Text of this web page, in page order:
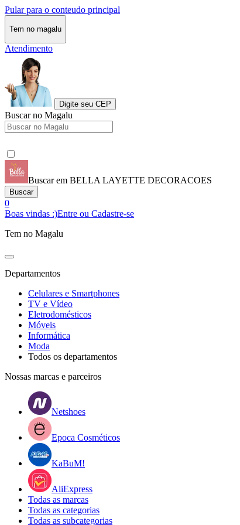
Pular para o conteudo principal
Tem no magalu
Atendimento
Digite seu CEP
Buscar no Magalu
Buscar em BELLA LAYETTE DECORACOES
Buscar
0
Boas vindas :)Entre ou Cadastre-se
Tem no Magalu
Departamentos
Celulares e Smartphones
TV e Vídeo
Eletrodomésticos
Móveis
Informática
Moda
Todos os departamentos
Nossas marcas e parceiros
Netshoes
Epoca Cosméticos
KaBuM!
AliExpress
Todas as marcas
Todas as categorias
Todas as subcategorias